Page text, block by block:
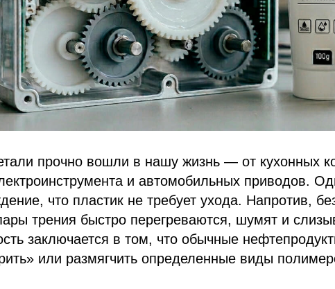
прочно вошли в нашу жизнь — от кухонных
и автомобильных приводов.
что пластик не требует ухода. Напротив,
трения быстро перегреваются, шумят и
заключается в том, что обычные
или размягчить определенные виды